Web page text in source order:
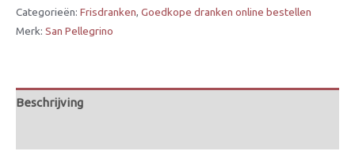
Categorieën: Frisdranken, Goedkope dranken online bestellen
Merk: San Pellegrino
Beschrijving